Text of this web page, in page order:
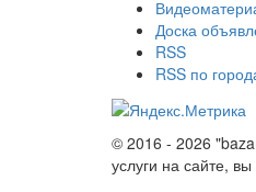
Доска
RSS
RSS по
© 2016 - 2026
услуги на сайте,